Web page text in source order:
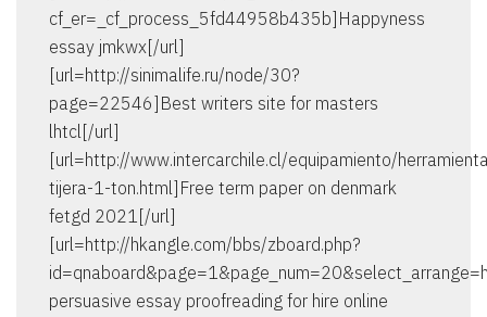
cf_er=_cf_process_5fd44958b435b]Happyness
essay jmkwx[/url]
[url=http://sinimalife.ru/node/30?
page=22546]Best writers site for masters
lhtcl[/url]
[url=http://www.intercarchile.cl/equipamiento/
tijera-1-ton.html]Free term paper on denmark
fetgd 2021[/url]
[url=http://hkangle.com/bbs/zboard.php?
persuasive essay proofreading for hire online